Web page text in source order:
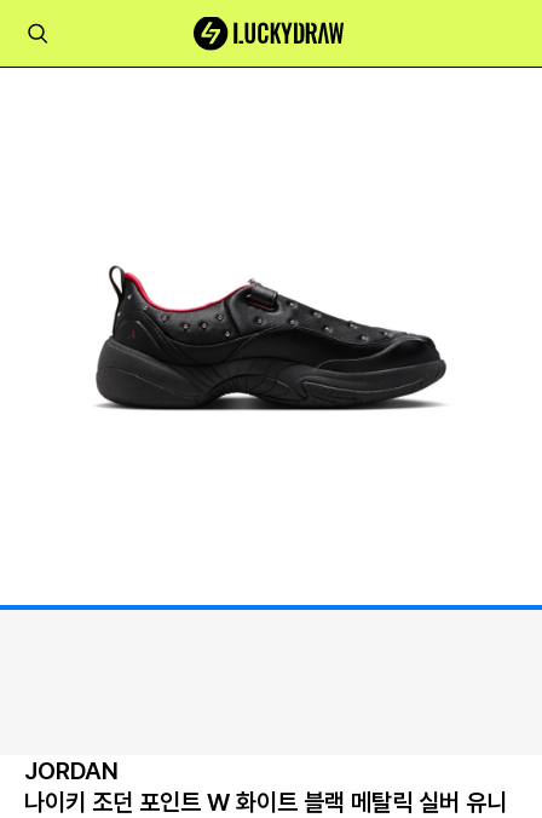
JORDAN
나이키 조던 포인트 W 화이트 블랙 메탈릭 실버 유니